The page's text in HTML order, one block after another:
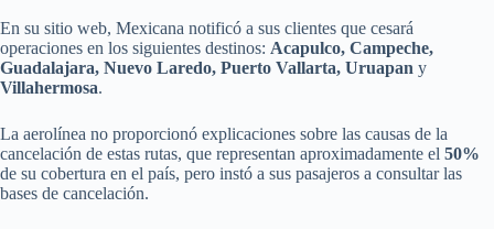
En su sitio web, Mexicana notificó a sus clientes que cesará
operaciones en los siguientes destinos: Acapulco, Campeche,
Guadalajara, Nuevo Laredo, Puerto Vallarta, Uruapan y
Villahermosa.
La aerolínea no proporcionó explicaciones sobre las causas de la
cancelación de estas rutas, que representan aproximadamente el 50%
de su cobertura en el país, pero instó a sus pasajeros a consultar las
bases de cancelación.